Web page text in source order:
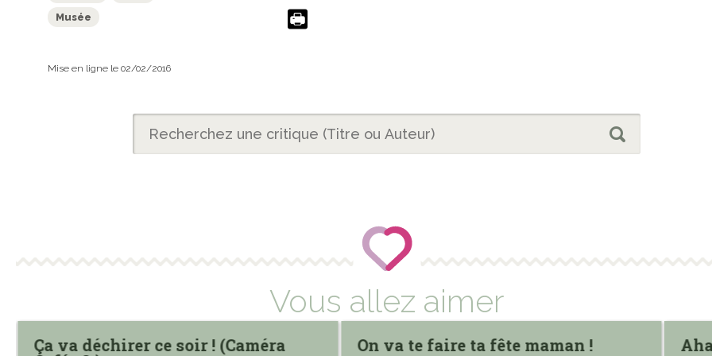
Musée
Mise en ligne le 02/02/2016
Vous allez aimer
Ça va déchirer ce soir ! (Caméra On va te faire ta fête maman !